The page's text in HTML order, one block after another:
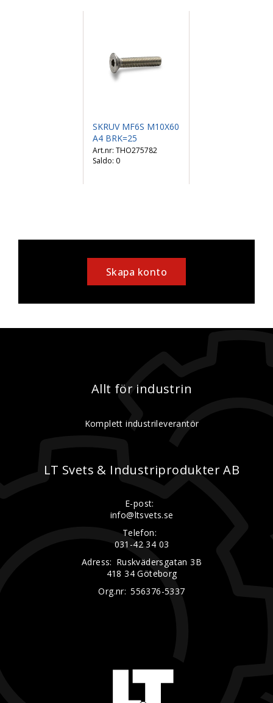
SKRUV MF6S M10X60
A4 BRK=25
THO275782
Saldo: 0
Skapa konto
Allt för industrin
Komplett industrileverantör
LT Svets & Industriprodukter AB
E-post:
info@ltsvets.se
Telefon:
031-42 34 03
Adress: Ruskvädersgatan 3B
418 34 Göteborg
Org.nr: 556376-5337